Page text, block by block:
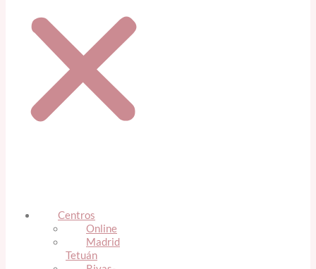
Centros
Online
Madrid
Tetuán